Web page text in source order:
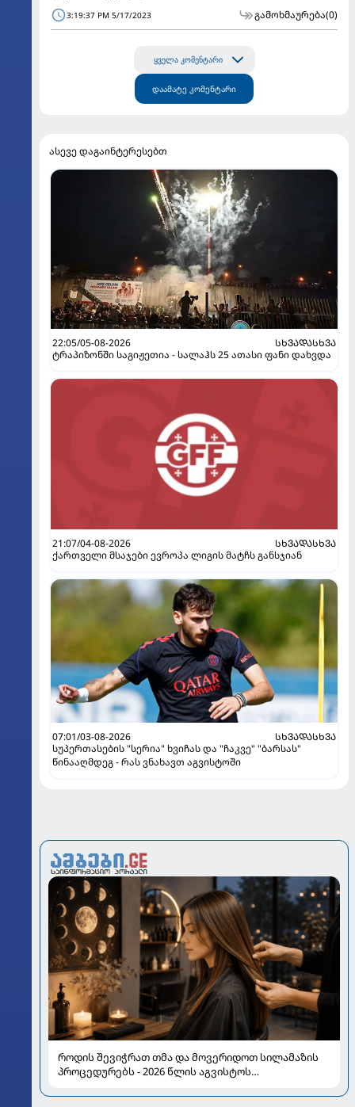
3:19:37 PM 5/17/2023 გამოხმაურება(0)
ყველა კომენტარი
დაამატე კომენტარი
ასევე დაგაინტერესებთ
22:05/05-08-2026
ᲡᲮᲕᲐᲓᲐᲡᲮᲕᲐ
ტრაპიზონში საგიჟეთია - სალაჰს 25 ათასი ფანი დახვდა
21:07/04-08-2026
ᲡᲮᲕᲐᲓᲐᲡᲮᲕᲐ
ქართველი მსაჯები ევროპა ლიგის მატჩს განსჯიან
07:01/03-08-2026
ᲡᲮᲕᲐᲓᲐᲡᲮᲕᲐ
სუპერთასების "სერია" ხვიჩას და "ჩაკვე" "ბარსას"
წინააღმდეგ - რას ვნახავთ აგვისტოში
როდის შევიჭრათ თმა და მოვერიდოთ სილამაზის
პროცედურებს - 2026 წლის აგვისტოს